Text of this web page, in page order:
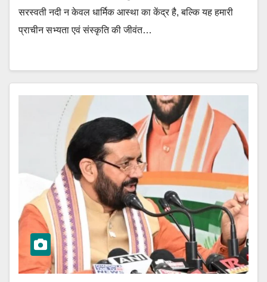
सरस्वती नदी न केवल धार्मिक आस्था का केंद्र है, बल्कि यह हमारी
प्राचीन सभ्यता एवं संस्कृति की जीवंत…